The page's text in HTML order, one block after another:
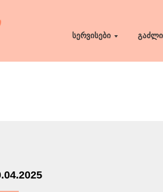
სერვისები